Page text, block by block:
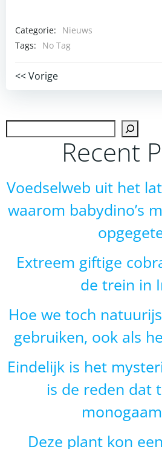
Categorie:
Nieuws
Tags:
No Tag
Post
navigation
<< Vorige
Recent
Voedselweb uit het
waarom babydino’s
Extreem giftige
de trein in
Hoe we toch
gebruiken, ook als
Eindelijk is het
is de reden dat
Deze plant kon